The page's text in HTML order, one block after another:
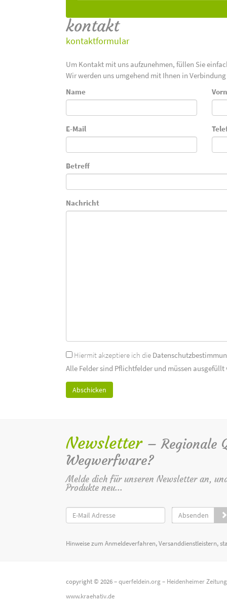
kontakt
kontaktformular
Um Kontakt mit uns aufzunehmen, füllen Sie
Wir werden uns umgehend mit Ihnen in
Name
E-Mail
Betreff
Nachricht
Hiermit akzeptiere ich die
Alle Felder sind Pflichtfelder und müssen ausgefüllt
Newsletter – Regionale
Wegwerfware?
Melde dich für unseren Newsletter an,
Produkte neu...
Absenden
Hinweise zum Anmeldeverfahren, Versanddienstleistern,
copyright © 2026 –querfeldein.org– Heidenheimer
www.kraehativ.de